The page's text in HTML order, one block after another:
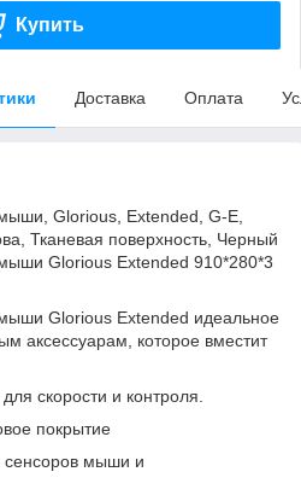
Купить
Доставка Оплата
Glorious, Extended, G-E,
Тканевая поверхность, Черный
Glorious Extended 910*280*3
Glorious Extended идеальное
аксессуарам, которое вместит
скорости и контроля.
покрытие
мыши и